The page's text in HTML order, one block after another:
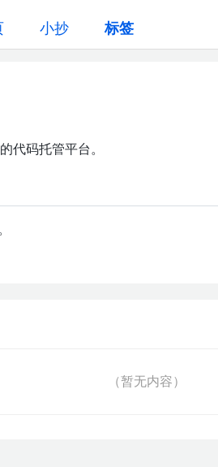
小抄 标签
代码托管平台。
（暂无内容）